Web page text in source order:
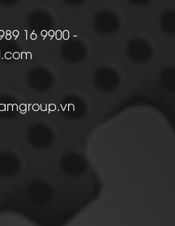
- 0989 16 9900 -